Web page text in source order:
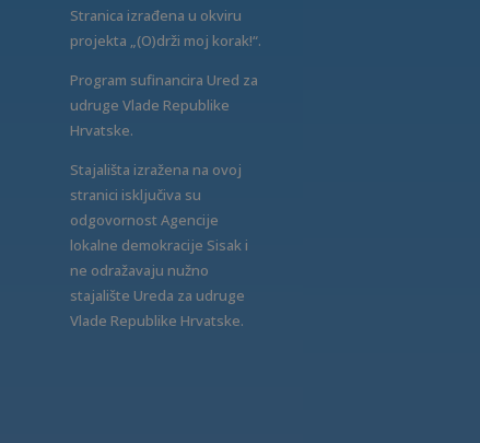
Stranica izrađena u okviru
projekta „(O)drži moj korak!“.
Program sufinancira Ured za
udruge Vlade Republike
Hrvatske.
Stajališta izražena na ovoj
stranici isključiva su
odgovornost Agencije
lokalne demokracije Sisak i
ne odražavaju nužno
stajalište Ureda za udruge
Vlade Republike Hrvatske.